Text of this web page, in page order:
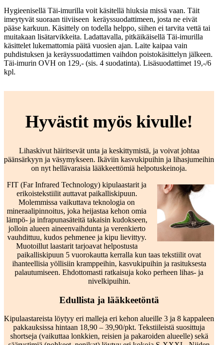
Hygieenisellä Täi-imurilla voit käsitellä hiuksia missä vaan. Täit
imeytyvät suoraan tiiviiseen keräyssuodattimeen, josta ne eivät
pääse karkuun. Käsittely on todella helppo, siihen ei tarvita vettä tai
muitakaan lisätarvikkeita. Ladattavalla, pitkäikäisellä Täi-imurilla
käsittelet lukemattomia päitä vuosien ajan. Laite kaipaa vain
puhdistuksen ja keräyssuodattimen vaihdon poistokäsittelyn jälkeen.
Täi-imurin OVH on 129,- (sis. 4 suodatinta). Lisäsuodattimet 19,-/6
kpl.
Hyvästit myös kivulle!
Lihaskivut häiritsevät unta ja keskittymistä, ja voivat johtaa
päänsärkyyn ja väsymykseen. Ikäviin kasvukipuihin ja lihasjumeihin
on nyt hellävaraisia lääkkeettömiä helpotuskeinoja.
FIT (Far Infrared Technology) kipulaastarit ja
erikoistekstiilit auttavat paikalliskipuun.
Molemmissa vaikuttava teknologia on
mineraalipinnoitus, joka heijastaa kehon omia
lämpö- ja infrapunasäteitä takaisin kudokseen,
jolloin alueen aineenvaihdunta ja verenkierto
vauhdittuu, kudos pehmenee ja kipu lievittyy.
Muotoillut laastarit tarjoavat helpostusta
paikalliskipuun 5 vuorokautta kerralla kun taas tekstiilit ovat
ihanteellisia yöllisiin kramppeihin, kasvukipuihin ja rasituksesta
palautumiseen. Ehdottomasti ratkaisuja koko perheen lihas- ja
nivelkipuihin.
Edullista ja lääkkeetöntä
Kipulaastareista löytyy eri malleja eri kehon alueille 3 ja 8 kappaleen
pakkauksissa hintaan 18,90 – 39,90/pkt. Tekstiileistä suosittuja
shortseja (vaikuttaa lonkkien, reisien ja pakaroiden alueelle) sekä